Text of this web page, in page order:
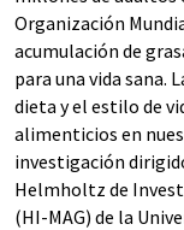
Organización
acumulación de
para una vida sana.
dieta y el estilo de
alimenticios en
investigación
Helmholtz de
(HI-MAG) de la